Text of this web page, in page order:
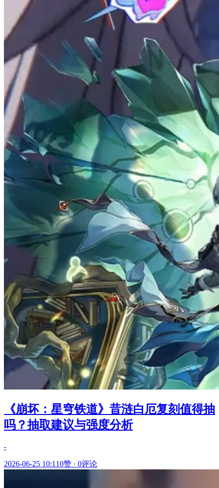
《崩坏：星穹铁道》昔涟白厄复刻值得抽
吗？抽取建议与强度分析
-
2026-06-25 10:110赞 · 0评论